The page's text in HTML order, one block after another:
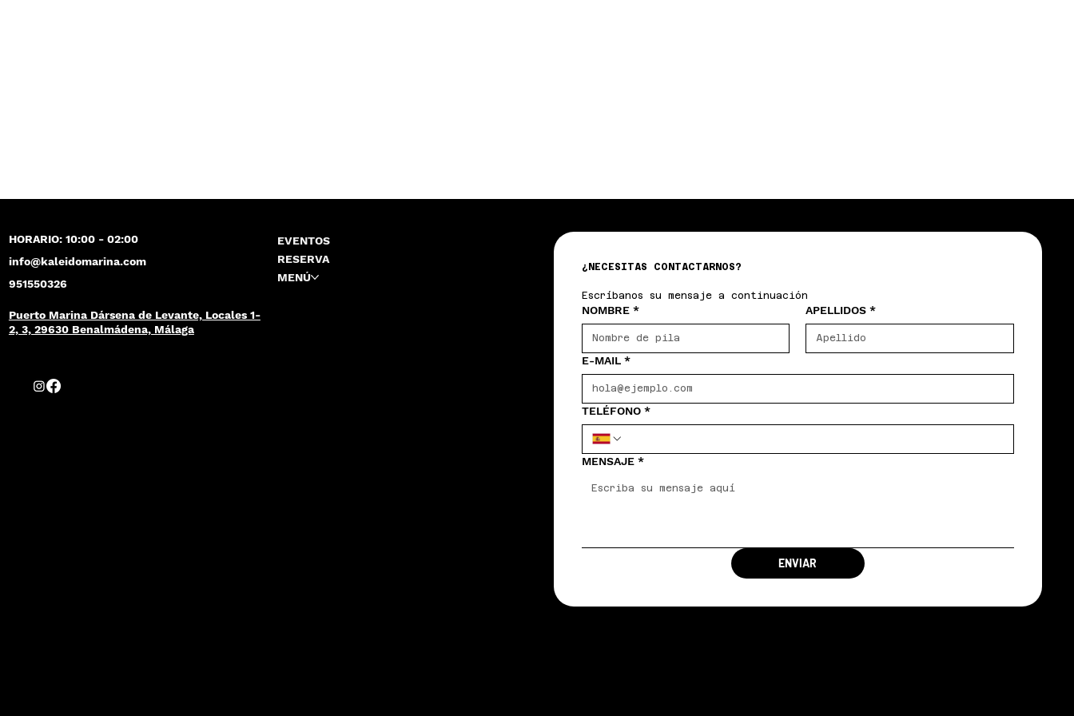
HORARIO: 10:00 - 02:00
info@kaleidomarina.com
951550326
Puerto Marina Dársena de Levante, Locales 1-
2, 3, 29630 Benalmádena, Málaga
EVENTOS
RESERVA
MENÚ
¿NECESITAS CONTACTARNOS?
Escríbanos su mensaje a continuación
NOMBRE * APELLIDOS *
E-MAIL *
TELÉFONO *
MENSAJE *
ENVIAR